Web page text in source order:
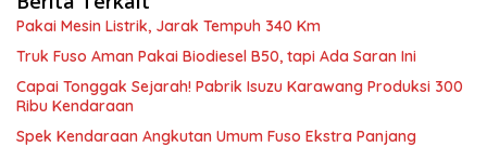
Pakai Mesin Listrik, Jarak Tempuh 340 Km
Truk Fuso Aman Pakai Biodiesel B50, tapi Ada Saran Ini
Capai Tonggak Sejarah! Pabrik Isuzu Karawang Produksi 300
Ribu Kendaraan
Spek Kendaraan Angkutan Umum Fuso Ekstra Panjang